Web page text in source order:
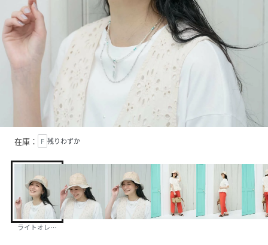
在庫： F 残りわずか
ライトオレンジ